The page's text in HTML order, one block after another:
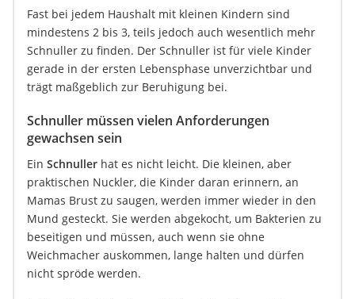
Fast bei jedem Haushalt mit kleinen Kindern sind
mindestens 2 bis 3, teils jedoch auch wesentlich mehr
Schnuller zu finden. Der Schnuller ist für viele Kinder
gerade in der ersten Lebensphase unverzichtbar und
trägt maßgeblich zur Beruhigung bei.
Schnuller müssen vielen Anforderungen
gewachsen sein
Ein Schnuller hat es nicht leicht. Die kleinen, aber
praktischen Nuckler, die Kinder daran erinnern, an
Mamas Brust zu saugen, werden immer wieder in den
Mund gesteckt. Sie werden abgekocht, um Bakterien zu
beseitigen und müssen, auch wenn sie ohne
Weichmacher auskommen, lange halten und dürfen
nicht spröde werden.